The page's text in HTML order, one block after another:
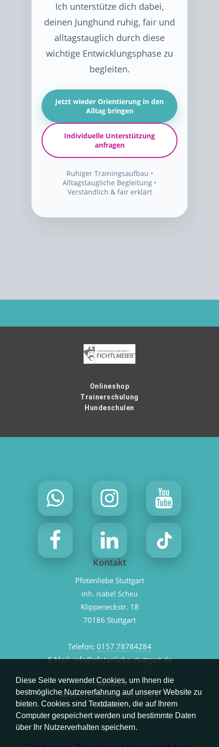
Diese Seite verwendet Cookies, um Ihnen die
bestmögliche Nutzererfahrung auf unserer Website zu
bieten. Cookies sind Textdateien, die auf Ihrem
Computer gespeichert werden und bestimmte Daten
über Ihr Nutzerverhalten speichern.
Ich unterstütze dich dabei,
deinen Junghund ruhig, fair und
alltagstauglich durch diese
wichtige Entwicklungsphase zu
begleiten.
Jetzt wieder Orientierung in den
Alltag bringen
Individuelle Unterstützung
anfragen
Ruhiger Trainingsaufbau •
Alltagstaugliche Begleitung •
Verständlich & fair erklärt
Onlineshop
Trainerschulung
Hundeschulen
Kontakt
Pfotenliebe Stuttgart
Inh. Isabel Scheu
Klippeneckstr. 18
70186 Stuttgart
Telefon: 0157 78784284
E-Mail:info@pfotenliebe-stuttgart.de
Über mich
Meine Trainingsphilosophie
Kontakt